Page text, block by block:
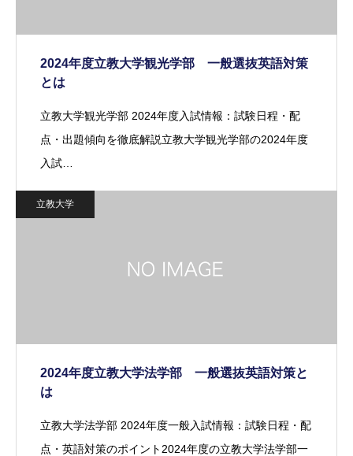
2024年度立教大学観光学部 一般選抜英語対策
とは
立教大学観光学部 2024年度入試情報：試験日程・配
点・出題傾向を徹底解説立教大学観光学部の2024年度
入試…
立教大学
2024年度立教大学法学部 一般選抜英語対策と
は
立教大学法学部 2024年度一般入試情報：試験日程・配
点・英語対策のポイント2024年度の立教大学法学部一